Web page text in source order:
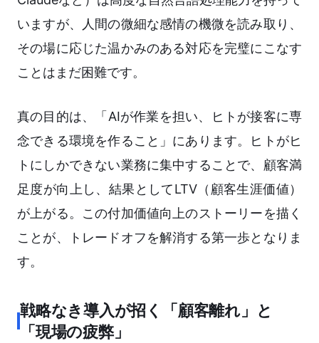
いますが、人間の微細な感情の機微を読み取り、
その場に応じた温かみのある対応を完璧にこなす
ことはまだ困難です。
真の目的は、「AIが作業を担い、ヒトが接客に専
念できる環境を作ること」にあります。ヒトがヒ
トにしかできない業務に集中することで、顧客満
足度が向上し、結果としてLTV（顧客生涯価値）
が上がる。この付加価値向上のストーリーを描く
ことが、トレードオフを解消する第一歩となりま
す。
戦略なき導入が招く「顧客離れ」と
「現場の疲弊」